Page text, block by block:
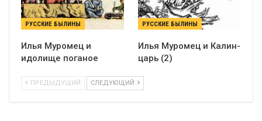
РУССКИЕ БЫЛИНЫ
Илья Муромец и
идолище поганое
РУССКИЕ БЫЛИНЫ
Илья Муромец и Калин-
царь (2)
ПРЕДЫДУЩИЙ СЛЕДУЮЩИЙ